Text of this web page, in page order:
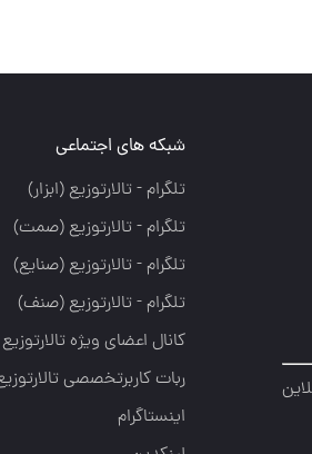
شبکه های اجتماعی
تلگرام - تالارتوزيع (ابزار)
تلگرام - تالارتوزيع (صمت)
تلگرام - تالارتوزيع (صنايع)
تلگرام - تالارتوزیع (صنف)
کانال اعضای ویژه تالارتوزیع
ربات کاربرتخصصی تالارتوزیع
اینستاگرام